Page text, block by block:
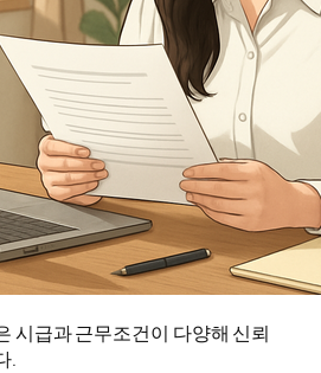
시급과 근무조건이 다양해 신뢰
.